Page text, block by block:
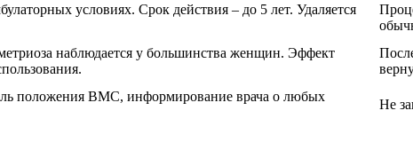
условиях. Срок действия – до 5 лет. Удаляется
наблюдается у большинства женщин. Эффект
положения ВМС, информирование врача о любых
Не